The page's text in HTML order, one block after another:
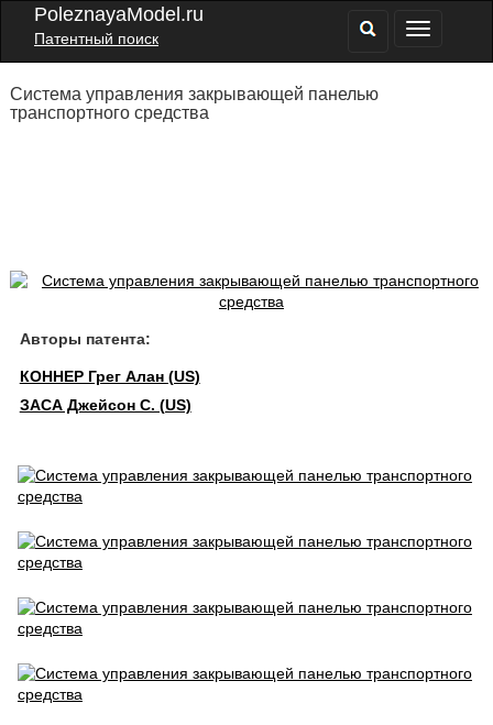
PoleznayaModel.ru
Патентный поиск
Система управления закрывающей панелью
транспортного средства
Авторы патента:
КОННЕР Грег Алан (US)
ЗАСА Джейсон С. (US)